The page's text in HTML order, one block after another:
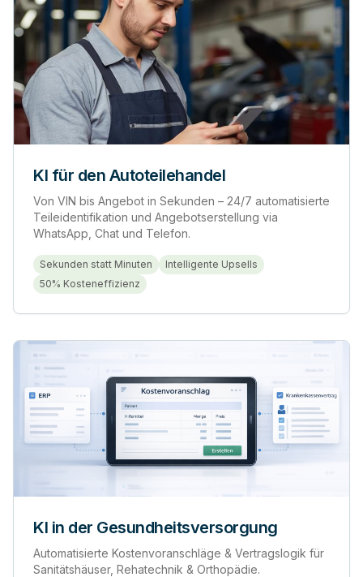
KI für den Autoteilehandel
Von VIN bis Angebot in Sekunden – 24/7 automatisierte
Teileidentifikation und Angebotserstellung via
WhatsApp, Chat und Telefon.
Sekunden statt Minuten
Intelligente Upsells
50% Kosteneffizienz
KI in der Gesundheitsversorgung
Automatisierte Kostenvoranschläge & Vertragslogik für
Sanitätshäuser, Rehatechnik & Orthopädie.